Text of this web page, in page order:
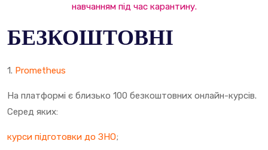
навчанням під час карантину.
БЕЗКОШТОВНІ
1. Prometheus
На платформі є близько 100 безкоштовних онлайн-курсів.
Серед яких:
курси підготовки до ЗНО;